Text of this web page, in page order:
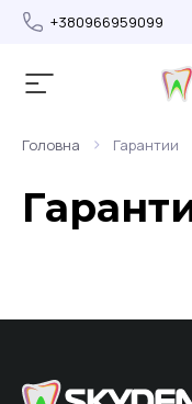
+380966959099
Головна > Гарантии